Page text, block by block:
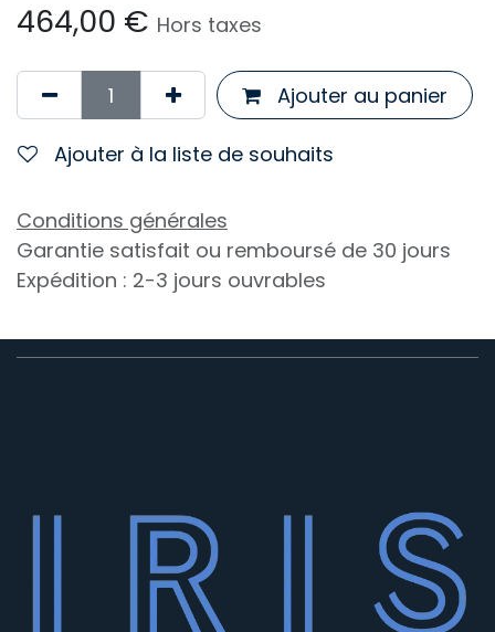
464,00 € Hors taxes
Ajouter au panier
Ajouter à la liste de souhaits
Conditions générales
Garantie satisfait ou remboursé de 30 jours
Expédition : 2-3 jours ouvrables